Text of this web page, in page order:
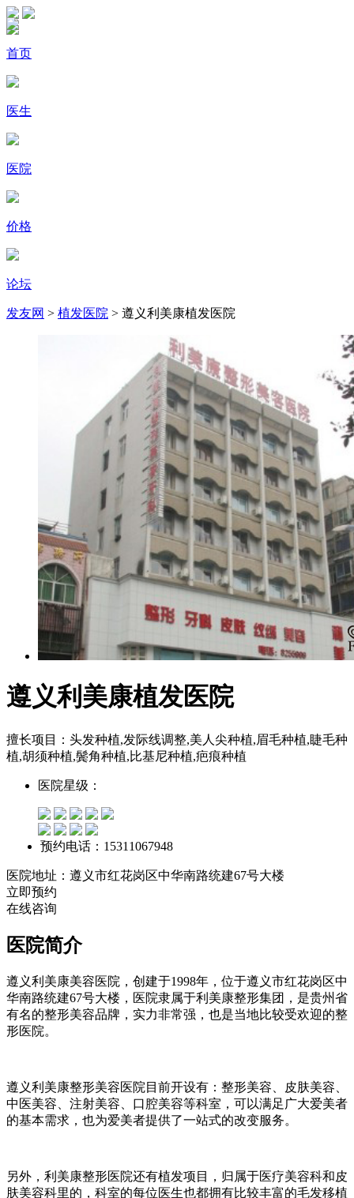
首页
医生
医院
价格
论坛
发友网 > 植发医院 > 遵义利美康植发医院
遵义利美康植发医院
擅长项目：头发种植,发际线调整,美人尖种植,眉毛种植,睫毛种
植,胡须种植,鬓角种植,比基尼种植,疤痕种植
医院星级：
预约电话：15311067948
医院地址：遵义市红花岗区中华南路统建67号大楼
立即预约
在线咨询
医院简介
遵义利美康美容医院，创建于1998年，位于遵义市红花岗区中
华南路统建67号大楼，医院隶属于利美康整形集团，是贵州省
有名的整形美容品牌，实力非常强，也是当地比较受欢迎的整
形医院。
遵义利美康整形美容医院目前开设有：整形美容、皮肤美容、
中医美容、注射美容、口腔美容等科室，可以满足广大爱美者
的基本需求，也为爱美者提供了一站式的改变服务。
另外，利美康整形医院还有植发项目，归属于医疗美容科和皮
肤美容科里的，科室的每位医生也都拥有比较丰富的毛发移植